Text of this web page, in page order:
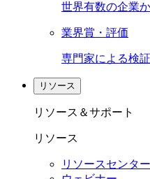
世界有数の企業
業界賞・評価
専門家による検証
リソース
リソース＆サポート
リソース
リソースセンター